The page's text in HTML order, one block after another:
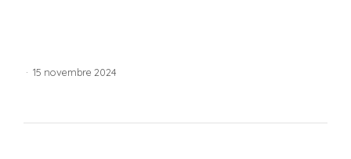
· 15 novembre 2024